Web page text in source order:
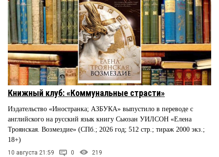
Книжный клуб: «Коммунальные страсти»
Издательство «Иностранка; АЗБУКА» выпустило в переводе с
английского на русский язык книгу Сьюзан УИЛСОН «Елена
Троянская. Возмездие» (СПб.; 2026 год; 512 стр.; тираж 2000 экз.;
18+)
10 августа 21:59 0 219